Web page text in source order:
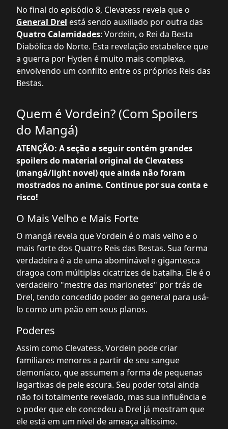
No final do episódio 8, Clevatess revela que o
General Drel está sendo auxiliado por outra das
Quatro Calamidades: Vordein, o Rei da Besta
Diabólica do Norte. Esta revelação estabelece que
a guerra por Hyden é muito mais complexa,
envolvendo um conflito entre os próprios Reis das
Bestas.
Quem é Vordein? (Com Spoilers
do Mangá)
ATENÇÃO: A seção a seguir contém grandes
spoilers do material original de Clevatess
(mangá/light novel) que ainda não foram
mostrados no anime. Continue por sua conta e
risco!
O Mais Velho e Mais Forte
O mangá revela que Vordein é o mais velho e o
mais forte dos Quatro Reis das Bestas. Sua forma
verdadeira é a de uma abominável e gigantesca
dragoa com múltiplas cicatrizes de batalha. Ele é o
verdadeiro "mestre das marionetes" por trás de
Drel, tendo concedido poder ao general para usá-
lo como um peão em seus planos.
Poderes
Assim como Clevatess, Vordein pode criar
familiares menores a partir de seu sangue
demoníaco, que assumem a forma de pequenas
lagartixas de pele escura. Seu poder total ainda
não foi totalmente revelado, mas sua influência e
o poder que ele concedeu a Drel já mostram que
ele está em um nível de ameaça altíssimo.